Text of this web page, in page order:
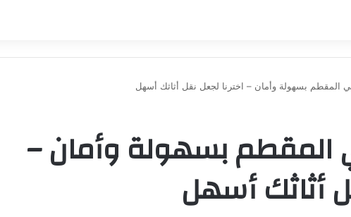
المقطم بسهولة وأمان – اخترنا لجعل نقل أثاثك أسهل
المقطم بسهولة وأمان –
أثاثك أسهل